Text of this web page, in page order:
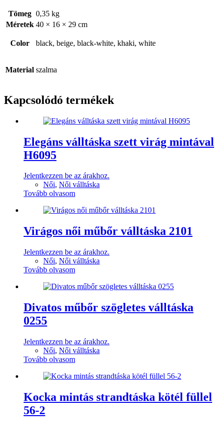
Tömeg 0,35 kg
Méretek 40 × 16 × 29 cm
Color black, beige, black-white, khaki, white
Material szalma
Kapcsolódó termékek
Elegáns válltáska szett virág mintával
H6095
Jelentkezzen be az árakhoz.
Női, Női válltáska
Tovább olvasom
Virágos női műbőr válltáska 2101
Jelentkezzen be az árakhoz.
Női, Női válltáska
Tovább olvasom
Divatos műbőr szögletes válltáska
0255
Jelentkezzen be az árakhoz.
Női, Női válltáska
Tovább olvasom
Kocka mintás strandtáska kötél füllel
56-2